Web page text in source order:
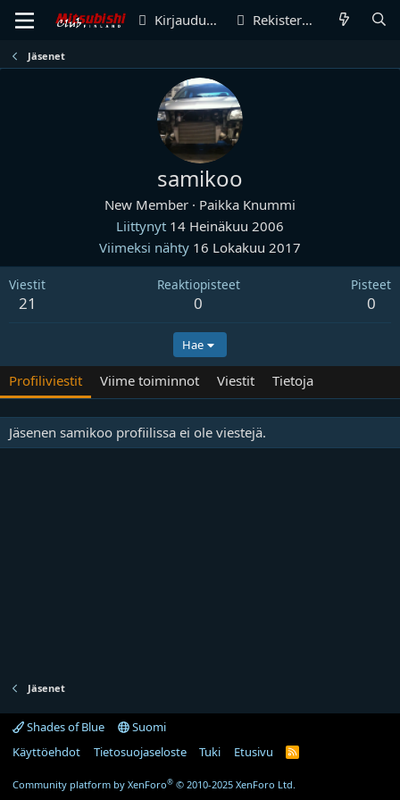
Kirjaudu sisään Rekisteröidy
Jäsenet
samikoo
New Member · Paikka Knummi
Liittynyt 14 Heinäkuu 2006
Viimeksi nähty 16 Lokakuu 2017
Viestit
21
Reaktiopisteet
0
Pisteet
0
Hae
Profiliviestit Viime toiminnot Viestit Tietoja
Jäsenen samikoo profiilissa ei ole viestejä.
Jäsenet
Shades of Blue
Suomi
Käyttöehdot
Tietosuojaseloste Tuki Etusivu
R
Community platform by XenForo® © 2010-2025 XenForo Ltd.